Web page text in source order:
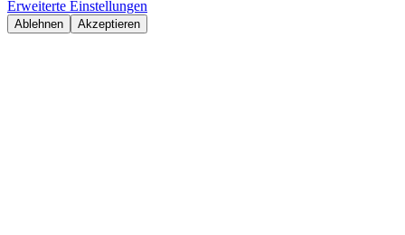
Erweiterte Einstellungen
Ablehnen Akzeptieren